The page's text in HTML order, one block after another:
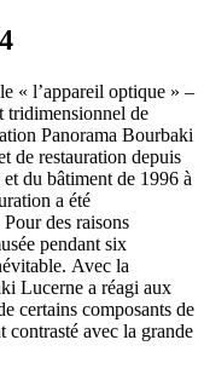
« l’appareil optique » –
tridimensionnel de
Panorama Bourbaki
de restauration depuis
du bâtiment de 1996 à
a été
des raisons
pendant six
Avec la
Lucerne a réagi aux
certains composants de
contrasté avec la grande